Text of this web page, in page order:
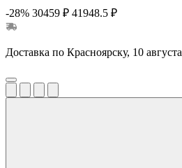
-28% 30459 ₽ 41948.5 ₽
Доставка по Красноярску, 10 августа